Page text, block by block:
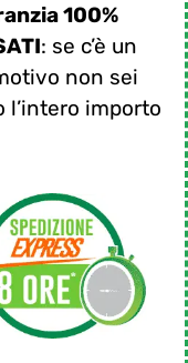
100%
: se c’è un
non sei
importo